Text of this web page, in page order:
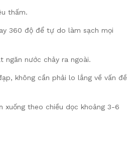
thấm.
360 độ để tự do làm sạch mọi
ngăn nước chảy ra ngoài.
không cần phải lo lắng về vấn đề
xuống theo chiều dọc khoảng 3-6